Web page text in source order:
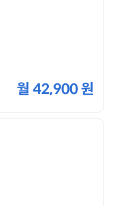
월 42,900 원